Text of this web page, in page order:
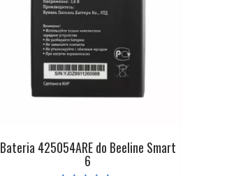
Bateria 425054ARE do Beeline Smart
6